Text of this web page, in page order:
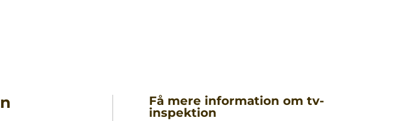
Få mere information om tv-
inspektion